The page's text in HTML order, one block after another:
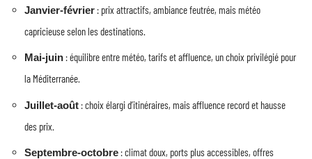
Janvier-février : prix attractifs, ambiance feutrée, mais météo
capricieuse selon les destinations.
Mai-juin : équilibre entre météo, tarifs et affluence, un choix privilégié pour
la Méditerranée.
Juillet-août : choix élargi d’itinéraires, mais affluence record et hausse
des prix.
Septembre-octobre : climat doux, ports plus accessibles, offres